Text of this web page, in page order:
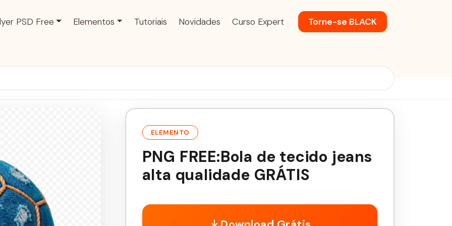
PSD Free Elementos Tutoriais Novidades Curso Expert Torne-se BLACK
ELEMENTO
PNG FREE:Bola de tecido jeans
alta qualidade GRÁTIS